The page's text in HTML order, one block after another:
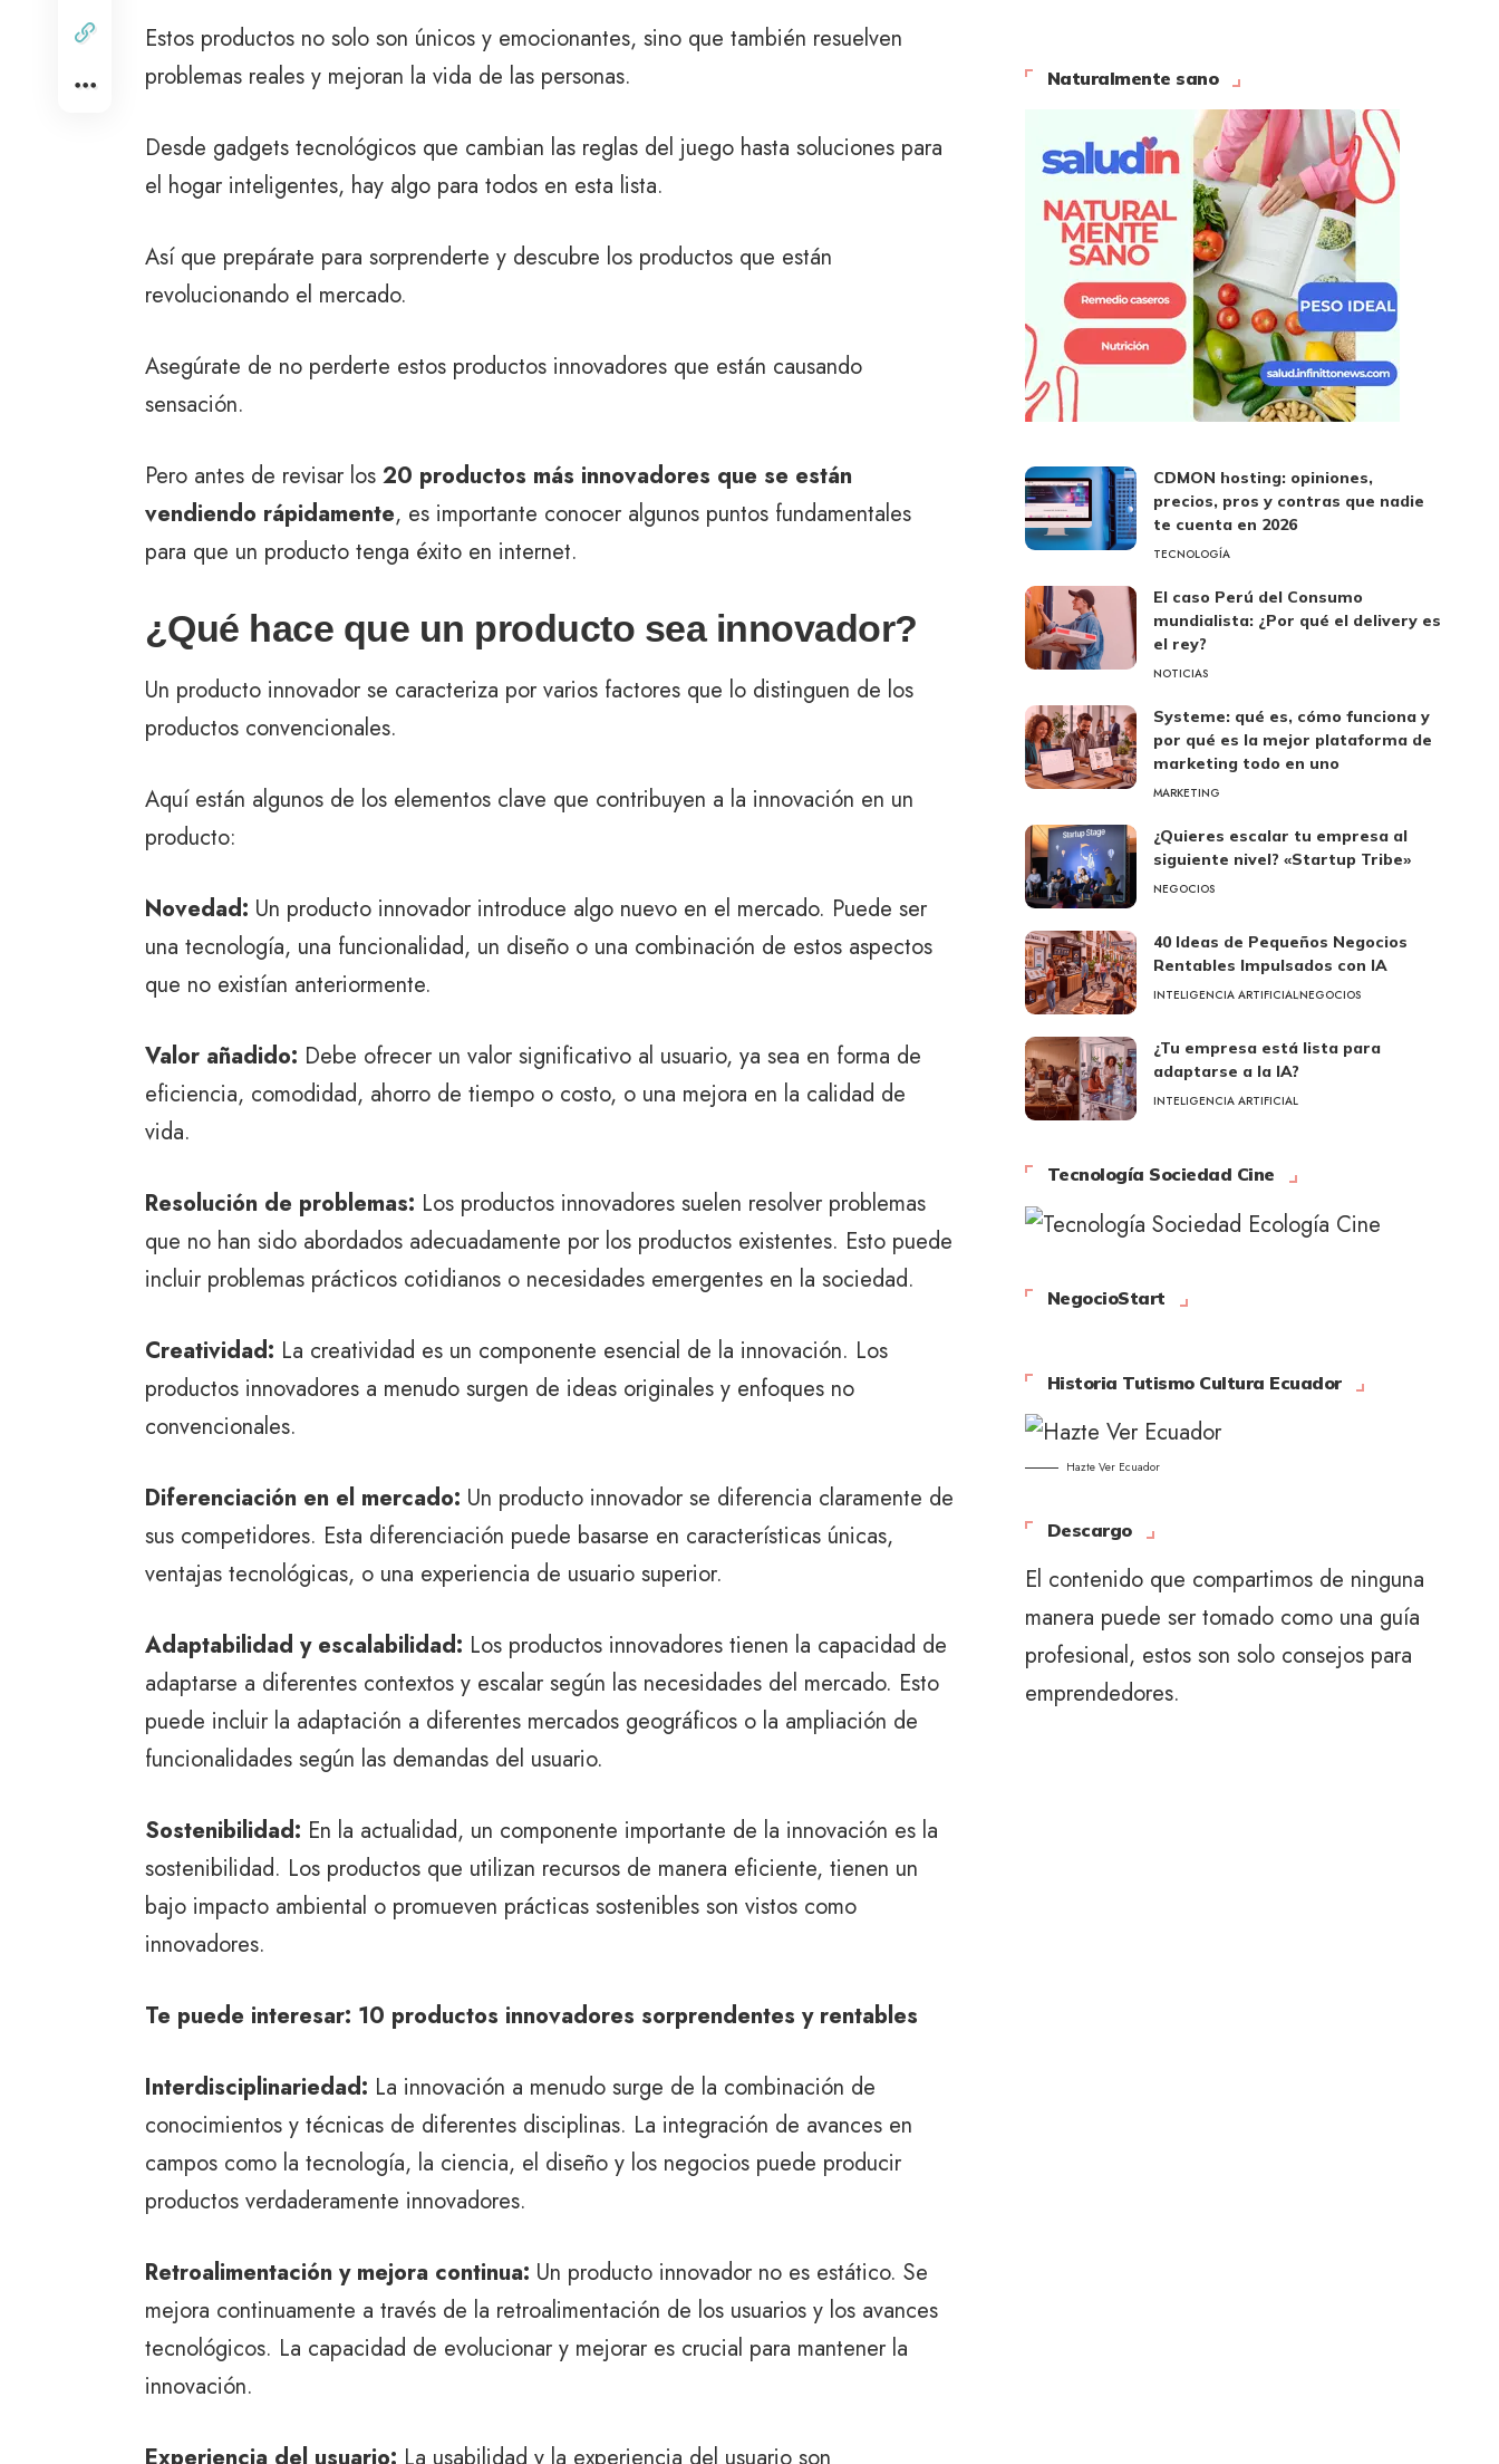
Estos productos no solo son únicos y emocionantes, sino que también resuelven
problemas reales y mejoran la vida de las personas.
Desde gadgets tecnológicos que cambian las reglas del juego hasta soluciones para
el hogar inteligentes, hay algo para todos en esta lista.
Así que prepárate para sorprenderte y descubre los productos que están
revolucionando el mercado.
Asegúrate de no perderte estos productos innovadores que están causando
sensación.
Pero antes de revisar los 20 productos más innovadores que se están
vendiendo rápidamente, es importante conocer algunos puntos fundamentales
para que un producto tenga éxito en internet.
¿Qué hace que un producto sea innovador?
Un producto innovador se caracteriza por varios factores que lo distinguen de los
productos convencionales.
Aquí están algunos de los elementos clave que contribuyen a la innovación en un
producto:
Novedad: Un producto innovador introduce algo nuevo en el mercado. Puede ser
una tecnología, una funcionalidad, un diseño o una combinación de estos aspectos
que no existían anteriormente.
Valor añadido: Debe ofrecer un valor significativo al usuario, ya sea en forma de
eficiencia, comodidad, ahorro de tiempo o costo, o una mejora en la calidad de
vida.
Resolución de problemas: Los productos innovadores suelen resolver problemas
que no han sido abordados adecuadamente por los productos existentes. Esto puede
incluir problemas prácticos cotidianos o necesidades emergentes en la sociedad.
Creatividad: La creatividad es un componente esencial de la innovación. Los
productos innovadores a menudo surgen de ideas originales y enfoques no
convencionales.
Diferenciación en el mercado: Un producto innovador se diferencia claramente de
sus competidores. Esta diferenciación puede basarse en características únicas,
ventajas tecnológicas, o una experiencia de usuario superior.
Adaptabilidad y escalabilidad: Los productos innovadores tienen la capacidad de
adaptarse a diferentes contextos y escalar según las necesidades del mercado. Esto
puede incluir la adaptación a diferentes mercados geográficos o la ampliación de
funcionalidades según las demandas del usuario.
Sostenibilidad: En la actualidad, un componente importante de la innovación es la
sostenibilidad. Los productos que utilizan recursos de manera eficiente, tienen un
bajo impacto ambiental o promueven prácticas sostenibles son vistos como
innovadores.
Te puede interesar: 10 productos innovadores sorprendentes y rentables
Interdisciplinariedad: La innovación a menudo surge de la combinación de
conocimientos y técnicas de diferentes disciplinas. La integración de avances en
campos como la tecnología, la ciencia, el diseño y los negocios puede producir
productos verdaderamente innovadores.
Retroalimentación y mejora continua: Un producto innovador no es estático. Se
mejora continuamente a través de la retroalimentación de los usuarios y los avances
tecnológicos. La capacidad de evolucionar y mejorar es crucial para mantener la
innovación.
Experiencia del usuario: La usabilidad y la experiencia del usuario son
Naturalmente sano
CDMON hosting: opiniones,
precios, pros y contras que nadie
te cuenta en 2026
TECNOLOGÍA
El caso Perú del Consumo
mundialista: ¿Por qué el delivery es
el rey?
NOTICIAS
Systeme: qué es, cómo funciona y
por qué es la mejor plataforma de
marketing todo en uno
MARKETING
¿Quieres escalar tu empresa al
siguiente nivel? «Startup Tribe»
NEGOCIOS
40 Ideas de Pequeños Negocios
Rentables Impulsados con IA
INTELIGENCIA ARTIFICIALNEGOCIOS
¿Tu empresa está lista para
adaptarse a la IA?
INTELIGENCIA ARTIFICIAL
Tecnología Sociedad Cine
NegocioStart
Historia Tutismo Cultura Ecuador
Hazte Ver Ecuador
Descargo
El contenido que compartimos de ninguna
manera puede ser tomado como una guía
profesional, estos son solo consejos para
emprendedores.